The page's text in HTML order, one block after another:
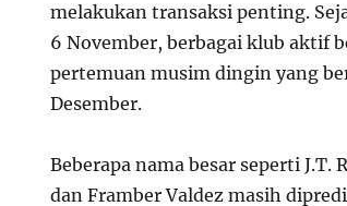
melakukan transaksi penting.
6 November, berbagai klub aktif
pertemuan musim dingin yang
Desember.
Beberapa nama besar seperti
dan Framber Valdez masih